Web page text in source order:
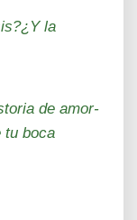
la
de amor-
tu boca